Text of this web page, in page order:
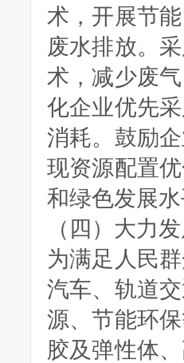
术，开展节
废水排放。
术，减少废
化企业优先
消耗。鼓励
现资源配置
和绿色发展
（四）大力
为满足人民
汽车、轨道
源、节能环
胶及弹性体